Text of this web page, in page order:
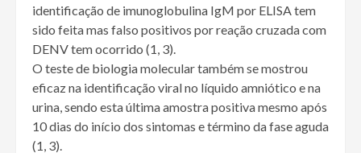
identificação de imunoglobulina IgM por ELISA tem
sido feita mas falso positivos por reação cruzada com
DENV tem ocorrido (1, 3).
O teste de biologia molecular também se mostrou
eficaz na identificação viral no líquido amniótico e na
urina, sendo esta última amostra positiva mesmo após
10 dias do início dos sintomas e término da fase aguda
(1, 3).